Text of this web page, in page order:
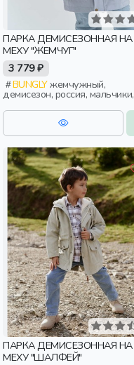
ПАРКА ДЕМИСЕЗОННАЯ НА
МЕХУ "ЖЕМЧУГ"
3 779 ₽
BUNGLYжемчужный,
демисезон, россия, мальчики,
дети, малыши, дошкольники
ПАРКА ДЕМИСЕЗОННАЯ НА
МЕХУ "ШАЛФЕЙ"